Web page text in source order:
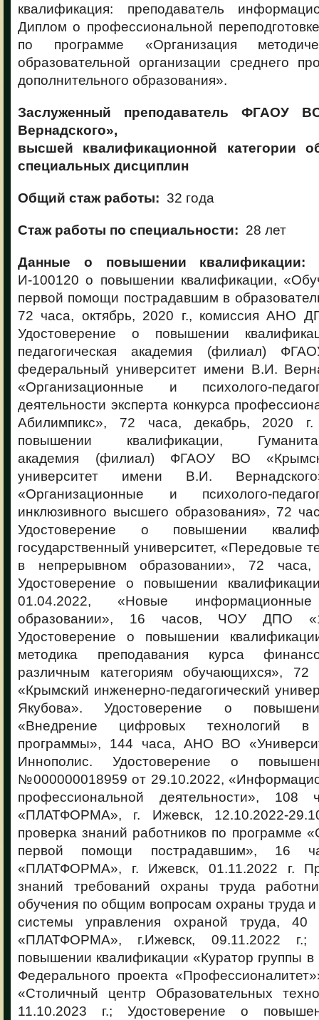
квалификация: преподаватель
Диплом о профессиональной
по программе «Организация
образовательной организации среднего
дополнительного образования».
Заслуженный преподаватель ФГАОУ
Вернадского»,
высшей квалификационной категории
специальных дисциплин
Общий стаж работы: 32 года
Стаж работы по специальности: 28 лет
Данные о повышении квалификации:
И-100120 о повышении квалификации,
первой помощи пострадавшим в
72 часа, октябрь, 2020 г., комиссия АНО
Удостоверение о повышении
педагогическая академия (филиал)
федеральный университет имени В.И.
«Организационные и психолого-
деятельности эксперта конкурса
Абилимпикс», 72 часа, декабрь, 2020 г.
повышении квалификации,
академия (филиал) ФГАОУ ВО
университет имени В.И.
«Организационные и психолого-
инклюзивного высшего образования», 72
Удостоверение о повышении
государственный университет, «Передовые
в непрерывном образовании», 72
Удостоверение о повышении
01.04.2022, «Новые
образовании», 16 часов, ЧОУ ДПО
Удостоверение о повышении
методика преподавания курса
различным категориям обучающихся»,
«Крымский инженерно-педагогический
Якубова». Удостоверение о
«Внедрение цифровых технологий в
программы», 144 часа, АНО ВО
Иннополис. Удостоверение о
№000000018959 от 29.10.2022,
профессиональной деятельности»,
«ПЛАТФОРМА», г. Ижевск, 12.10.2022-
проверка знаний работников по программе
первой помощи пострадавшим», 16
«ПЛАТФОРМА», г. Ижевск, 01.11.2022 г.
знаний требований охраны труда
обучения по общим вопросам охраны труда
системы управления охраной труда,
«ПЛАТФОРМА», г.Ижевск, 09.11.2022 г.;
повышении квалификации «Куратор группы в
Федерального проекта
«Столичный центр Образовательных
11.10.2023 г.; Удостоверение о